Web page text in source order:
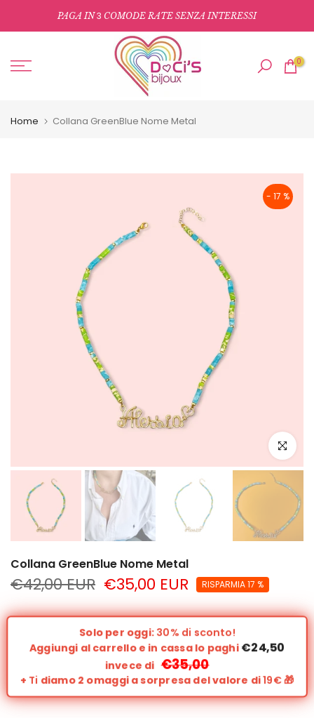
al
PAGA IN3 COMODE RATE SENZA INTERESSI
0
Home Collana GreenBlue Nome Metal
- 17 %
clicca per
Collana GreenBlue Nome Metal
€42,00 EUR €35,00 EUR RISPARMIA 17 %
Solo per oggi:30% di sconto!
Aggiungi al carrello e in cassa lo paghi€24,50
invece di €35,00
+ Tidiamo 2 omaggi a sorpresa del valore di19€🎁